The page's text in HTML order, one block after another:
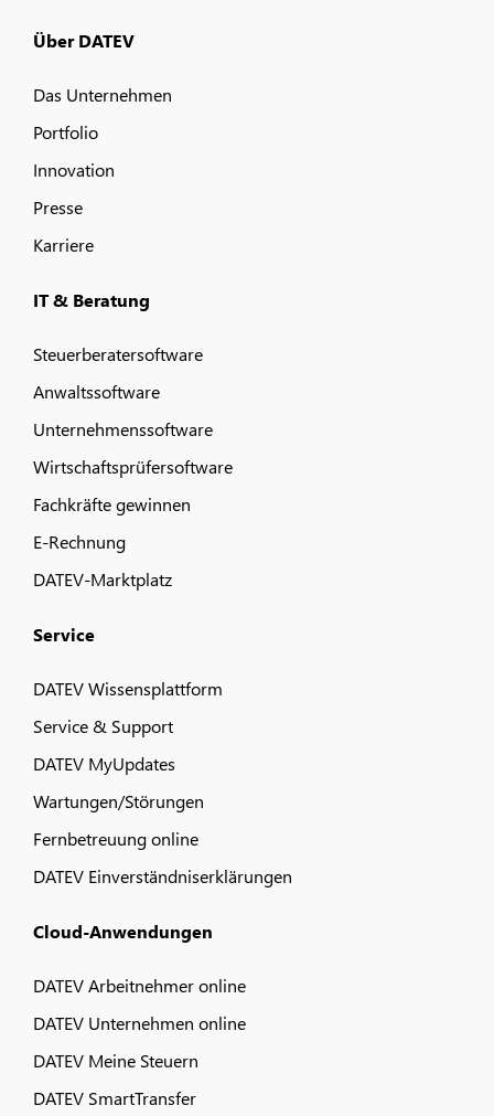
Über DATEV
Das Unternehmen
Portfolio
Innovation
Presse
Karriere
IT & Beratung
Steuerberatersoftware
Anwaltssoftware
Unternehmenssoftware
Wirtschaftsprüfersoftware
Fachkräfte gewinnen
E-Rechnung
DATEV-Marktplatz
Service
DATEV Wissensplattform
Service & Support
DATEV MyUpdates
Wartungen/Störungen
Fernbetreuung online
DATEV Einverständniserklärungen
Cloud-Anwendungen
DATEV Arbeitnehmer online
DATEV Unternehmen online
DATEV Meine Steuern
DATEV SmartTransfer